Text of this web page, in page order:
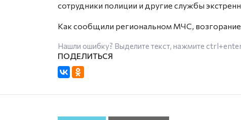
сотрудники полиции и другие службы
Как сообщили региональном МЧС,
Нашли ошибку? Выделите текст, нажмите